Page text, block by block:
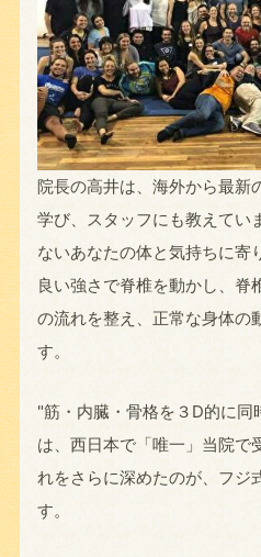
院長の高井は、海外から最新
学び、スタッフにも教えてい
ないあなたの体と気持ちに寄
良い強さで脊椎を動かし、脊
の流れを整え、正常な身体の
す。
"筋・内臓・骨格を３Ⅾ的に同
は、西日本で「唯一」当院で
れをさらに深めたのが、フジ
す。